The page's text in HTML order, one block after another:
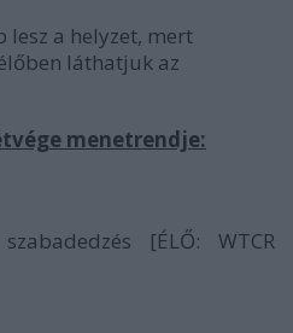
lesz a helyzet, mert
láthatjuk az
menetrendje:
[ÉLŐ: WTCR